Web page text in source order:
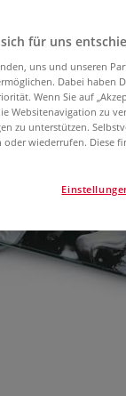
für uns
uns und unseren
Dabei haben
Wenn Sie auf
Websitenavigation zu
zu unterstützen.
oder wiederrufen. Diese